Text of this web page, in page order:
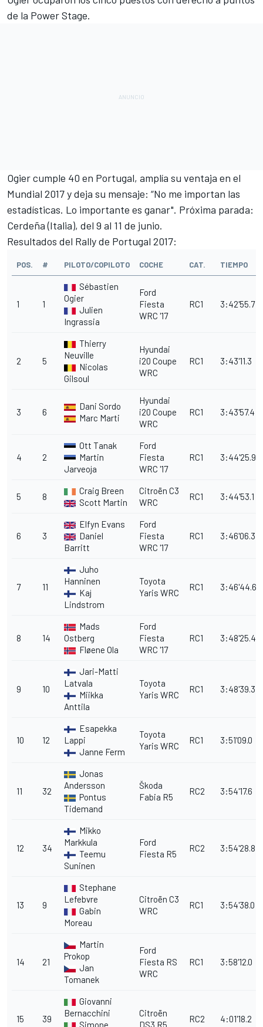
de la Power Stage.
Ogiercumple 40 en Portugal, amplía su ventaja en el
Mundial 2017 y deja su mensaje: “No me importan las
estadísticas. Lo importante es ganar". Próxima parada:
Cerdeña (Italia), del 9 al 11 de junio.
Resultados del Rally de Portugal 2017:
POS. # PILOTO/COPILOTO COCHE CAT. TIEMPO
1 1
Sébastien
Ogier
Julien
Ingrassia
Ford
Fiesta
WRC '17
RC1 3:42'55.7
2 5
Thierry
Neuville
Nicolas
Gilsoul
Hyundai
i20 Coupe
WRC
RC1 3:43'11.3
3 6
Dani Sordo
Marc Marti
Hyundai
i20 Coupe
WRC
RC1 3:43'57.4
4 2
Ott Tanak
Martin
Jarveoja
Ford
Fiesta
WRC '17
RC1 3:44'25.9
5 8
Craig Breen
Scott Martin
Citroën C3
WRC
RC1 3:44'53.1
6 3
Elfyn Evans
Daniel
Barritt
Ford
Fiesta
WRC '17
RC1 3:46'06.3
7 11
Juho
Hanninen
Kaj
Lindstrom
Toyota
Yaris WRC
RC1 3:46'44.6
8 14
Mads
Ostberg
Fløene Ola
Ford
Fiesta
WRC '17
RC1 3:48'25.4
9 10
Jari-Matti
Latvala
Miikka
Anttila
Toyota
Yaris WRC
RC1 3:48'39.3
10 12
Esapekka
Lappi
Janne Ferm
Toyota
Yaris WRC
RC1 3:51'09.0
11 32
Jonas
Andersson
Pontus
Tidemand
Škoda
Fabia R5
RC2 3:54'17.6
12 34
Mikko
Markkula
Teemu
Suninen
Ford
Fiesta R5
RC2 3:54'28.8
13 9
Stephane
Lefebvre
Gabin
Moreau
Citroën C3
WRC
RC1 3:54'38.0
14 21
Martin
Prokop
Jan
Tomanek
Ford
Fiesta RS
WRC
RC1 3:58'12.0
15 39
Giovanni
Bernacchini
Simone
Citroën
DS3 R5
RC2 4:01'18.2